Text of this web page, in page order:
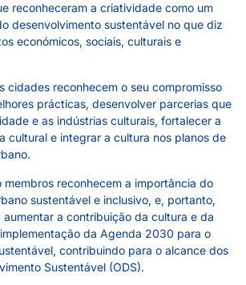
reconheceram a criatividade como um
desenvolvimento sustentável no que diz
económicos, sociais, culturais e
cidades reconhecem o seu compromisso
prácticas, desenvolver parcerias que
e as indústrias culturais, fortalecer a
cultural e integrar a cultura nos planos de
membros reconhecem a importância do
sustentável e inclusivo, e, portanto,
a contribuição da cultura e da
da Agenda 2030 para o
contribuindo para o alcance dos
Sustentável (ODS).